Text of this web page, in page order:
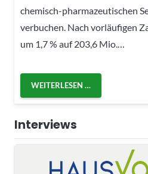
chemisch-pharmazeutischen
verbuchen. Nach vorläufigen
um 1,7 % auf 203,6 Mio.…
WEITERLESEN …
Interviews